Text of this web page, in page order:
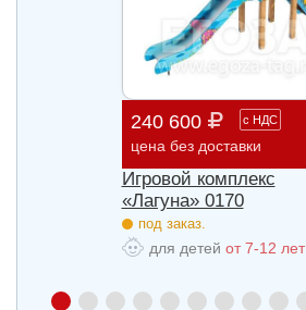
240 600 с НДС
цена без доставки
Игровой комплекс
«Лагуна» 0170
под заказ.
для детей от 7-12 лет